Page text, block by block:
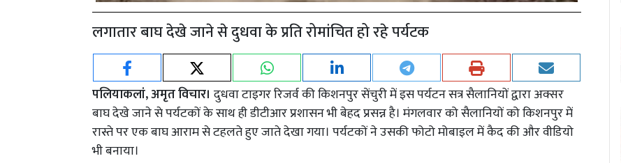
लगातार बाघ देखे जाने से दुधवा के प्रति रोमांचित हो रहे पर्यटक
पलियाकलां, अमृत विचार। दुधवा टाइगर रिजर्व की किशनपुर सेंचुरी में इस पर्यटन सत्र सैलानियों द्वारा अक्सर
बाघ देखे जाने से पर्यटकों के साथ ही डीटीआर प्रशासन भी बेहद प्रसन्न है। मंगलवार को सैलानियों को किशनपुर में
रास्ते पर एक बाघ आराम से टहलते हुए जाते देखा गया। पर्यटकों ने उसकी फोटो मोबाइल में कैद की और वीडियो
भी बनाया।